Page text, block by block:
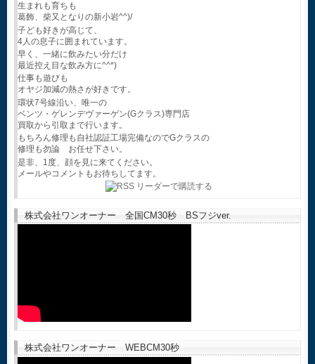
生まれも育ちも
葛飾、柴又となりの新小岩^^)/
子ども好きが高じて、
4人の息子に囲まれています。
早く、一緒に飲みたい分だけ
最近控え目な飲み方に^^*)
仕事も遊びも
オヤジ加減の熱さが好きです。
環状7号線沿い、唯一の
ベンツ・ゲレンデヴァーゲン(Gクラス)専門店
買取から引取まで行います。
もちろん修理も自社認証工場完備なのでGクラスの
修理も勿論 お任せ下さい。
是非、1度、顔を見に来てください。
メールやコメントもお待ちしてます。
株式会社ワンオーナー 全国CM30秒 BSフジver.
株式会社ワンオーナー WEBCM30秒